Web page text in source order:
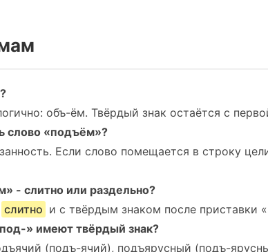
объ-ём. Твёрдый знак остаётся с
слово «подъём»?
Если слово помещается в строку
- слитно или раздельно?
слитно и с твёрдым знаком после приставки
» имеют твёрдый знак?
(подъ-ячий), подъярусный (подъ-